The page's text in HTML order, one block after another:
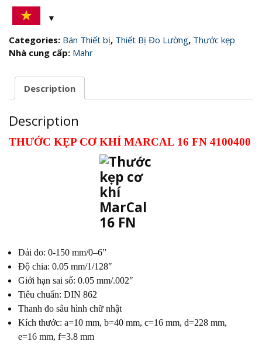
Categories: Bán Thiết bị, Thiết Bị Đo Lường, Thước kẹp
Nhà cung cấp: Mahr
Description
Description
THƯỚC KẸP CƠ KHÍ MARCAL 16 FN 4100400
Dải đo: 0-150 mm/0–6”
Độ chia: 0.05 mm/1/128″
Giới hạn sai số: 0.05 mm/.002″
Tiêu chuẩn: DIN 862
Thanh đo sâu hình chữ nhật
Kích thước: a=10 mm, b=40 mm, c=16 mm, d=228 mm,
e=16 mm, f=3.8 mm